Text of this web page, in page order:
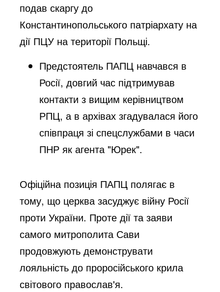
подав скаргу до
Константинопольського патріархату на
дії ПЦУ на території Польщі.
Предстоятель ПАПЦ навчався в
Росії, довгий час підтримував
контакти з вищим керівництвом
РПЦ, а в архівах згадувалася його
співпраця зі спецслужбами в часи
ПНР як агента "Юрек".
Офіційна позиція ПАПЦ полягає в
тому, що церква засуджує війну Росії
проти України. Проте дії та заяви
самого митрополита Сави
продовжують демонструвати
лояльність до проросійського крила
світового православ'я.